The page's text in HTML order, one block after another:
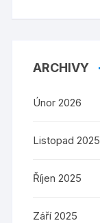
ARCHIVY
Únor 2026
Listopad 2025
Říjen 2025
Září 2025